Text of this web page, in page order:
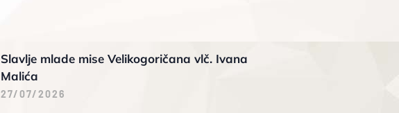
Slavlje mlade mise Velikogoričana vlč. Ivana
Malića
27/07/2026